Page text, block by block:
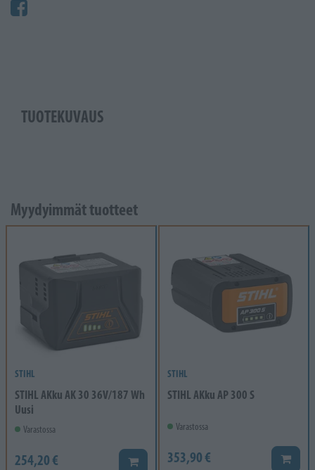
TUOTEKUVAUS
Myydyimmät tuotteet
STIHL
STIHL AKku AK 30 36V/187 Wh
Uusi
Varastossa
254,20 € Lisää koriin
STIHL
STIHL AKku AP 300 S
Varastossa
353,90 € Lisää